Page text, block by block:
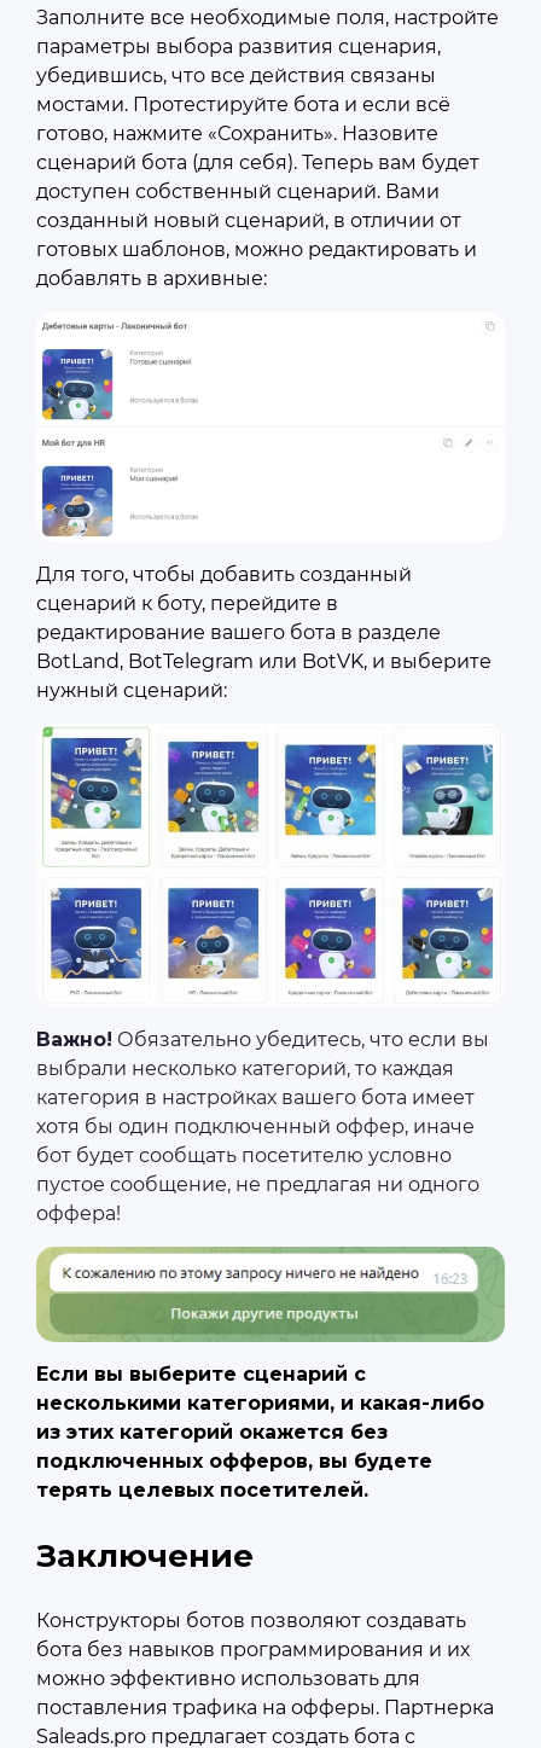
Заполните все необходимые поля, настройте
параметры выбора развития сценария,
убедившись, что все действия связаны
мостами. Протестируйте бота и если всё
готово, нажмите «Сохранить». Назовите
сценарий бота (для себя). Теперь вам будет
доступен собственный сценарий. Вами
созданный новый сценарий, в отличии от
готовых шаблонов, можно редактировать и
добавлять в архивные:
Для того, чтобы добавить созданный
сценарий к боту, перейдите в
редактирование вашего бота в разделе
BotLand, BotTelegram или BotVK, и выберите
нужный сценарий:
Важно! Обязательно убедитесь, что если вы
выбрали несколько категорий, то каждая
категория в настройках вашего бота имеет
хотя бы один подключенный оффер, иначе
бот будет сообщать посетителю условно
пустое сообщение, не предлагая ни одного
оффера!
Если вы выберите сценарий с
несколькими категориями, и какая-либо
из этих категорий окажется без
подключенных офферов, вы будете
терять целевых посетителей.
Заключение
Конструкторы ботов позволяют создавать
бота без навыков программирования и их
можно эффективно использовать для
поставления трафика на офферы. Партнерка
Saleads.pro предлагает создать бота с